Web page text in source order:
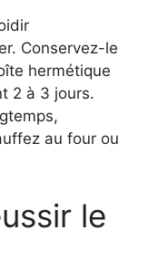
Conservez-le
hermétique
2 à 3 jours.
au four ou
le